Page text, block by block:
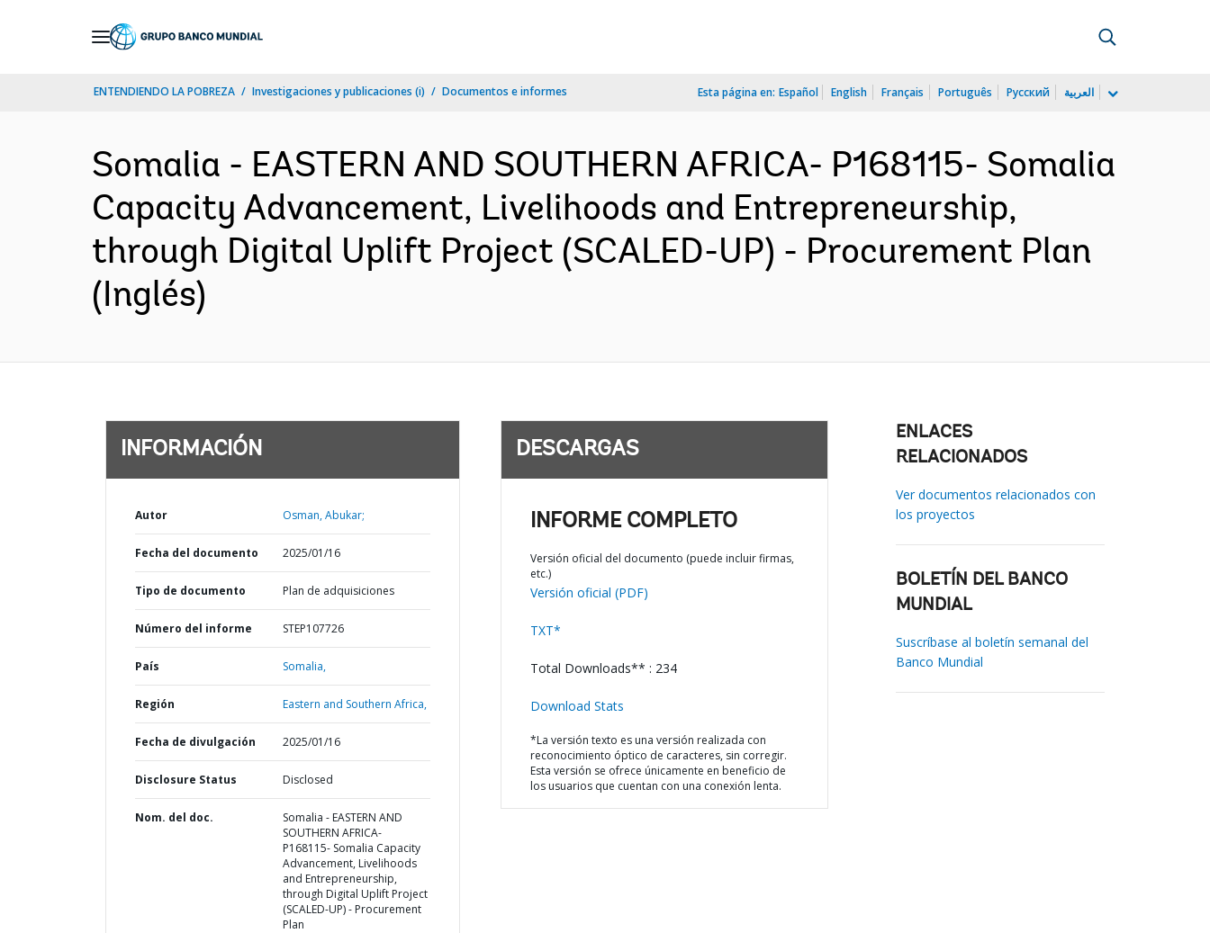
ENTENDIENDO LA POBREZA Investigaciones y publicaciones (i) Documentos e informes Esta página en: Español English Français Português Русский العربية
Somalia - EASTERN AND SOUTHERN AFRICA- P168115- Somalia
Capacity Advancement, Livelihoods and Entrepreneurship,
through Digital Uplift Project (SCALED-UP) - Procurement Plan
(Inglés)
INFORMACIÓN
Autor Osman, Abukar;
Fecha del documento 2025/01/16
Tipo de documento Plan de adquisiciones
Número del informe STEP107726
País Somalia,
Región Eastern and Southern Africa,
Fecha de divulgación 2025/01/16
Disclosure Status Disclosed
Nom. del doc.
Somalia - EASTERN AND
SOUTHERN AFRICA-
P168115- Somalia Capacity
Advancement, Livelihoods
and Entrepreneurship,
through Digital Uplift Project
(SCALED-UP) - Procurement
Plan
DESCARGAS
INFORME COMPLETO
Versión oficial del documento (puede incluir firmas,
etc.)
Versión oficial (PDF)
TXT*
Total Downloads** : 234
Download Stats
*La versión texto es una versión realizada con
reconocimiento óptico de caracteres, sin corregir.
Esta versión se ofrece únicamente en beneficio de
los usuarios que cuentan con una conexión lenta.
ENLACES
RELACIONADOS
Ver documentos relacionados con
los proyectos
BOLETÍN DEL BANCO
MUNDIAL
Suscríbase al boletín semanal del
Banco Mundial